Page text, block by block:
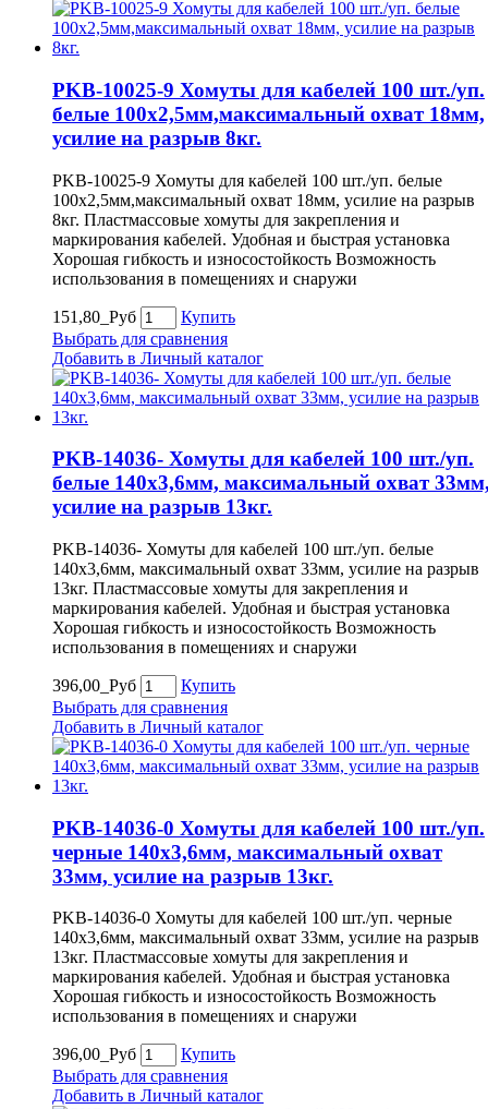
PKB-10025-9 Хомуты для кабелей 100 шт./уп.
белые 100х2,5мм,максимальный охват 18мм,
усилие на разрыв 8кг.
PKB-10025-9 Хомуты для кабелей 100 шт./уп. белые
100х2,5мм,максимальный охват 18мм, усилие на разрыв
8кг. Пластмассовые хомуты для закрепления и
маркирования кабелей. Удобная и быстрая установка
Хорошая гибкость и износостойкость Возможность
использования в помещениях и снаружи
151,80_Руб
Купить
Выбрать для сравнения
Добавить в Личный каталог
PKB-14036- Хомуты для кабелей 100 шт./уп.
белые 140х3,6мм, максимальный охват
усилие на разрыв 13кг.
PKB-14036- Хомуты для кабелей 100 шт./уп. белые
140х3,6мм, максимальный охват 33мм, усилие на разрыв
13кг. Пластмассовые хомуты для закрепления и
маркирования кабелей. Удобная и быстрая установка
Хорошая гибкость и износостойкость Возможность
использования в помещениях и снаружи
396,00_Руб
Купить
Выбрать для сравнения
Добавить в Личный каталог
PKB-14036-0 Хомуты для кабелей 100 шт./уп.
черные 140х3,6мм, максимальный охват
33мм, усилие на разрыв 13кг.
PKB-14036-0 Хомуты для кабелей 100 шт./уп. черные
140х3,6мм, максимальный охват 33мм, усилие на разрыв
13кг. Пластмассовые хомуты для закрепления и
маркирования кабелей. Удобная и быстрая установка
Хорошая гибкость и износостойкость Возможность
использования в помещениях и снаружи
396,00_Руб
Купить
Выбрать для сравнения
Добавить в Личный каталог